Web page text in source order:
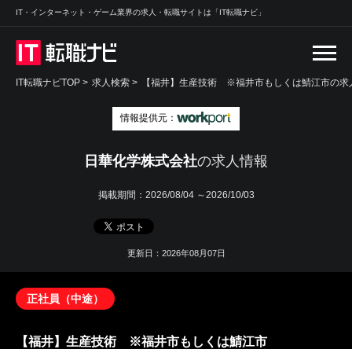
IT・インターネット・ゲーム業界の求人・転職サイトは「IT転職ナビ」
IT転職ナビTOP > 求人検索 > 【福井】生産技術 ※福井市もしくは鯖江市の求
情報提供元：
日華化学株式会社の求人情報
掲載期間： 2026/08/04 ～2026/10/03
更新日：2026年08月07日
正社員（中途）
【福井】生産技術 ※福井市もしくは鯖江市